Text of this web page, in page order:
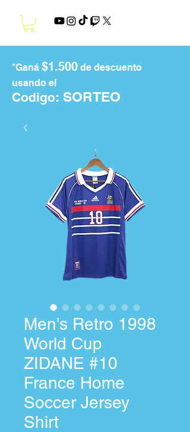
*Ganá $1.500 de descuento
usando el
Codigo: SORTEO
Men's Retro 1998
World Cup
ZIDANE #10
France Home
Soccer Jersey
Shirt